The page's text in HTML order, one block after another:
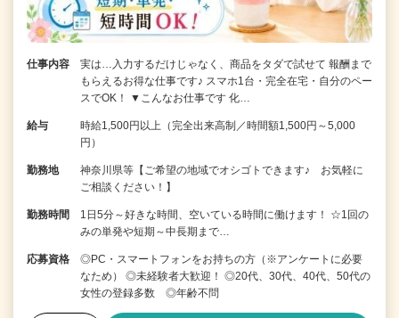
仕事内容
実は…入力するだけじゃなく、商品をタダで試せて 報酬まで
もらえるお得な仕事です♪ スマホ1台・完全在宅・自分のペー
スでOK！ ▼こんなお仕事です 化…
給与
時給1,500円以上（完全出来高制／時間額1,500円～5,000
円）
勤務地
神奈川県等【ご希望の地域でオシゴトできます♪ お気軽に
ご相談ください！】
勤務時間
1日5分～好きな時間、空いている時間に働けます！ ☆1回の
みの単発や短期～中長期まで…
応募資格
◎PC・スマートフォンをお持ちの方（※アンケートに必要
なため） ◎未経験者大歓迎！ ◎20代、30代、40代、50代の
女性の登録多数 ◎年齢不問